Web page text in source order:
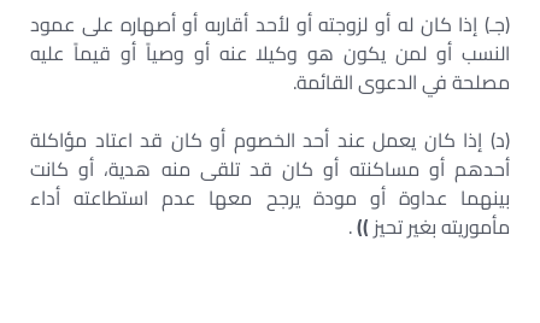
(جـ) إذا كان له أو لزوجته أو لأحد أقاربه أو أصهاره على عمود
النسب أو لمن يكون هو وكيلا عنه أو وصياً أو قيماً عليه
مصلحة في الدعوى القائمة.
(د) إذا كان يعمل عند أحد الخصوم أو كان قد اعتاد مؤاكلة
أحدهم أو مساكنته أو كان قد تلقى منه هدية، أو كانت
بينهما عداوة أو مودة يرجح معها عدم استطاعته أداء
مأموريته بغير تحيز))
.